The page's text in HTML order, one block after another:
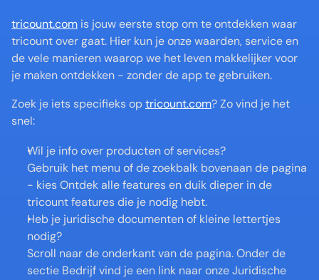
tricount.com is jouw eerste stop om te ontdekken waar
tricount over gaat. Hier kun je onze waarden, service en
de vele manieren waarop we het leven makkelijker voor
je maken ontdekken - zonder de app te gebruiken.
Zoek je iets specifieks op tricount.com? Zo vind je het
snel:
Wil je info over producten of services?
Gebruik het menu of de zoekbalk bovenaan de pagina
- kies Ontdek alle features en duik dieper in de
tricount features die je nodig hebt.
Heb je juridische documenten of kleine lettertjes
nodig?
Scroll naar de onderkant van de pagina. Onder de
sectie Bedrijf vind je een link naar onze Juridische